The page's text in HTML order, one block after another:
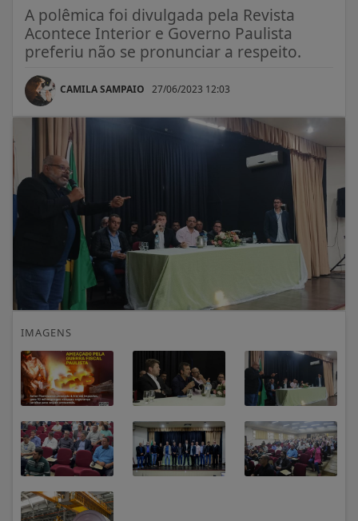
A polêmica foi divulgada pela Revista
Acontece Interior e Governo Paulista
preferiu não se pronunciar a respeito.
CAMILA SAMPAIO 27/06/2023 12:03
IMAGENS